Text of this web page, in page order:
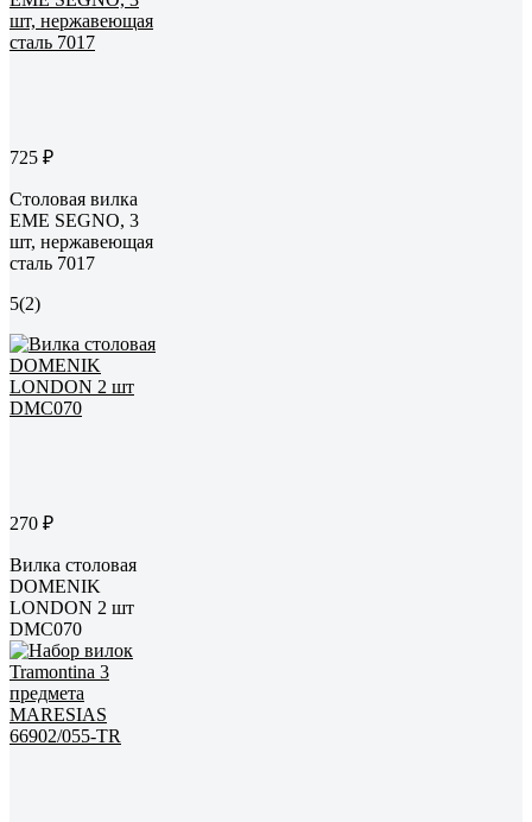
725 ₽
Столовая вилка
EME SEGNO, 3
шт, нержавеющая
сталь 7017
5(2)
270 ₽
Вилка столовая
DOMENIK
LONDON 2 шт
DMC070